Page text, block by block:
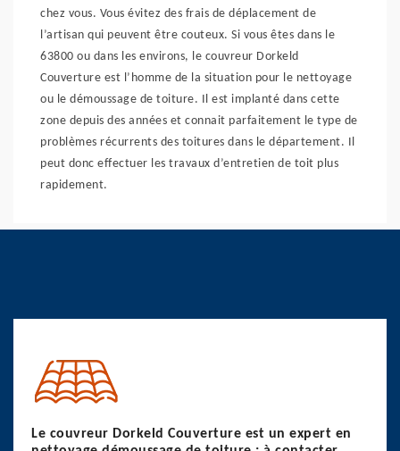
chez vous. Vous évitez des frais de déplacement de
l’artisan qui peuvent être couteux. Si vous êtes dans le
63800 ou dans les environs, le couvreur Dorkeld
Couverture est l’homme de la situation pour le nettoyage
ou le démoussage de toiture. Il est implanté dans cette
zone depuis des années et connait parfaitement le type de
problèmes récurrents des toitures dans le département. Il
peut donc effectuer les travaux d’entretien de toit plus
rapidement.
Le couvreur Dorkeld Couverture est un expert en